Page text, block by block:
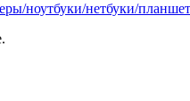
ноутбуки/нетбуки/